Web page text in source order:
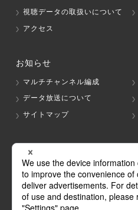
視聴データの取扱いについて
アクセス
お知らせ
マルチチャンネル編成
データ放送について
サイトマップ
グループ会社
テレビ朝日